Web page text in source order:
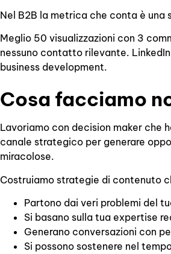
Nel B2B la metrica che conta è una
Meglio 50 visualizzazioni con 3
nessuno contatto rilevante.
business development.
Cosa facciamo
Lavoriamo con decision maker che
canale strategico per generare
miracolose.
Costruiamo strategie di contenuto
Partono dai veri problemi del
Si basano sulla tua expertise
Generano conversazioni con
Si possono sostenere nel